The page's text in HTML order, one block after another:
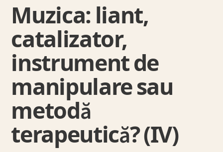
Muzica: liant,
catalizator,
instrument de
manipulare sau
metodă
terapeutică? (IV)